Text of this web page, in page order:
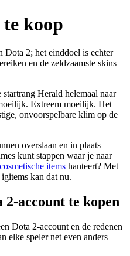
koop
Dota 2; het einddoel is echter
en de zeldzaamste skins
Herald helemaal naar
Extreem moeilijk. Het
onvoorspelbare klim op de
overslaan en in plaats
kunt stappen waar je naar
items hanteert? Met
kan dat nu.
2-account te kopen
Dota 2-account en de redenen
elke speler net even anders